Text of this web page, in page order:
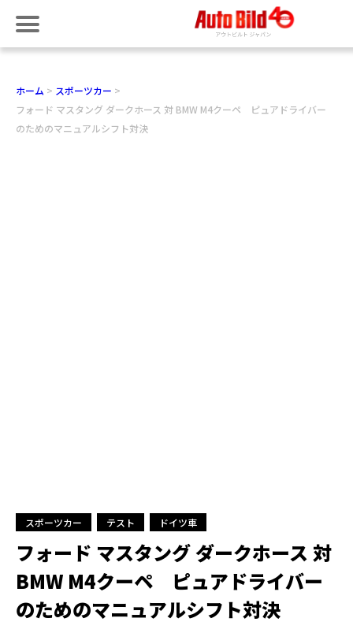
ホーム
スポーツカー
フォード マスタング ダークホース 対 BMW M4クーペ ピュアドライバー
のためのマニュアルシフト対決
スポーツカー テスト ドイツ車
フォード マスタング ダークホース 対
BMW M4クーペ ピュアドライバー
のためのマニュアルシフト対決